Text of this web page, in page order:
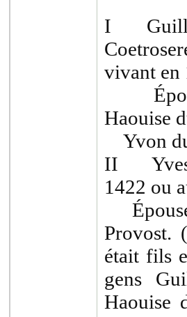
I
vivant en
Haouise
Yvon
II Yves
1422 ou
Provost.
était fils
gens
Haouise